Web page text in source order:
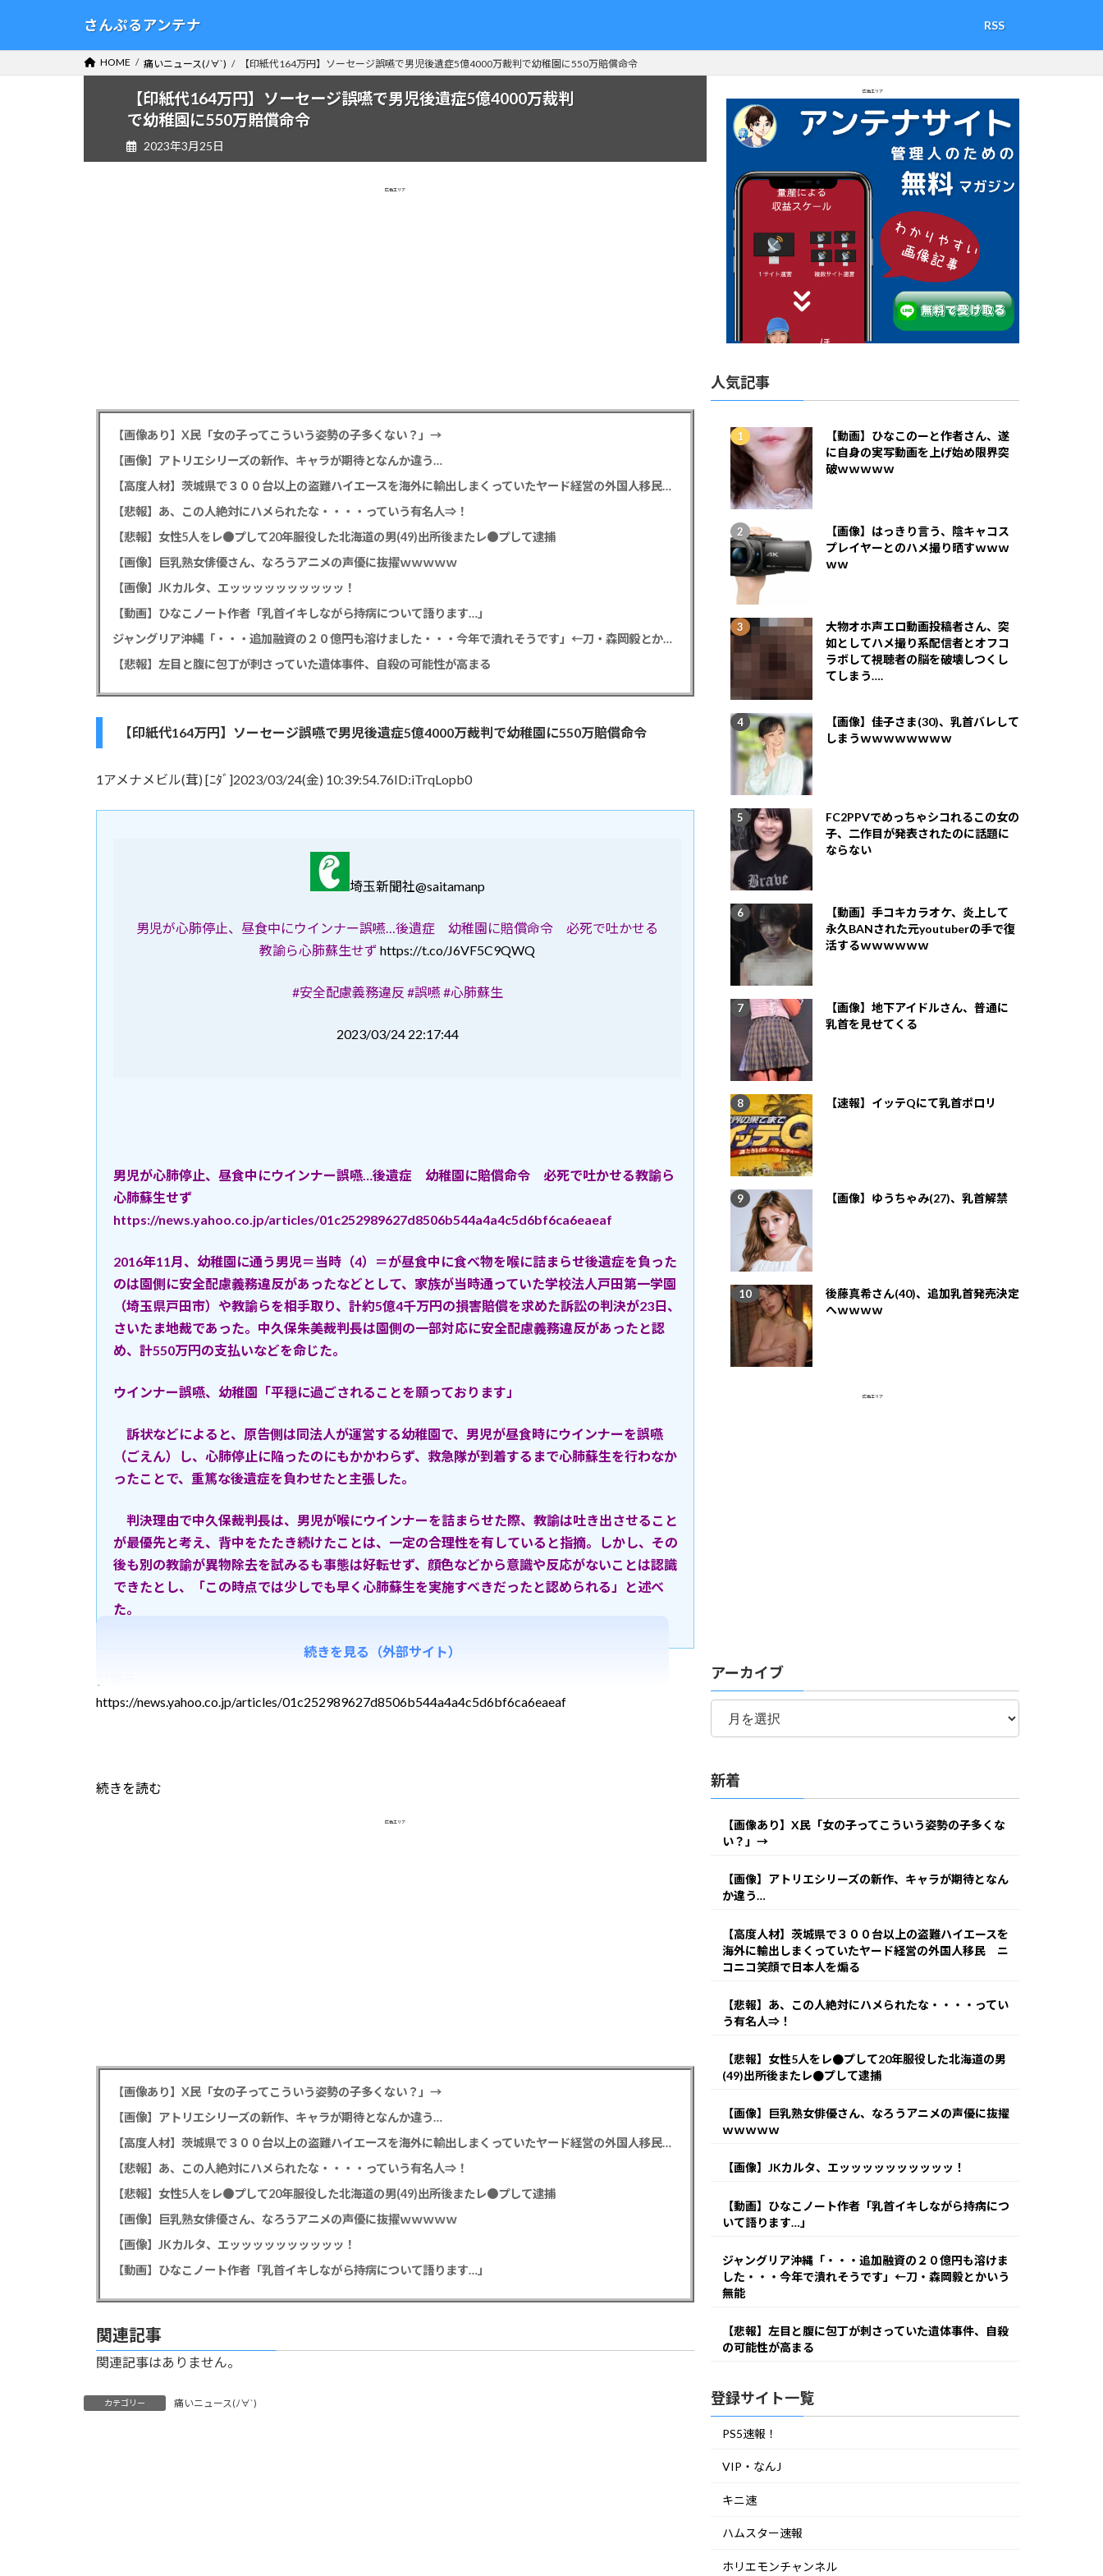
テ
ゲ
さんぷるアンテナ RSS
HOME 痛いニュース(ﾉ∀`) 【印紙代164万円】ソーセージ誤嚥で男児後遺症5億4000万裁判で幼稚園に550万賠償命令
【印紙代164万円】ソーセージ誤嚥で男児後遺症5億4000万裁判
で幼稚園に550万賠償命令
2023年3月25日
広告エリア
【画像あり】X民「女の子ってこういう姿勢の子多くない？」→
【画像】アトリエシリーズの新作、キャラが期待となんか違う…
【高度人材】茨城県で３００台以上の盗難ハイエースを海外に輸出しまくっていたヤード経営の外国人移民 ニコニコ笑顔で日本人を煽る
【悲報】あ、この人絶対にハメられたな・・・・っていう有名人⇒！
【悲報】女性5人をレ●プして20年服役した北海道の男(49)出所後またレ●プして逮捕
【画像】巨乳熟女俳優さん、なろうアニメの声優に抜擢ｗｗｗｗｗ
【画像】JKカルタ、エッッッッッッッッッッ！
【動画】ひなこノート作者「乳首イキしながら持病について語ります…」
ジャングリア沖縄「・・・追加融資の２０億円も溶けました・・・今年で潰れそうです」←刀・森岡毅とかいう無能
【悲報】左目と腹に包丁が刺さっていた遺体事件、自殺の可能性が高まる
【印紙代164万円】ソーセージ誤嚥で男児後遺症5億4000万裁判で幼稚園に550万賠償命令
1アメナメビル(茸) [ﾆﾀﾞ]2023/03/24(金) 10:39:54.76ID:iTrqLopb0
埼玉新聞社@saitamanp
男児が心肺停止、昼食中にウインナー誤嚥…後遺症 幼稚園に賠償命令 必死で吐かせる
教諭ら心肺蘇生せずhttps://t.co/J6VF5C9QWQ
#安全配慮義務違反 #誤嚥 #心肺蘇生
2023/03/24 22:17:44
男児が心肺停止、昼食中にウインナー誤嚥…後遺症 幼稚園に賠償命令 必死で吐かせる教諭ら
心肺蘇生せず
https://news.yahoo.co.jp/articles/01c252989627d8506b544a4a4c5d6bf6ca6eaeaf
2016年11月、幼稚園に通う男児＝当時（4）＝が昼食中に食べ物を喉に詰まらせ後遺症を負った
のは園側に安全配慮義務違反があったなどとして、家族が当時通っていた学校法人戸田第一学園
（埼玉県戸田市）や教諭らを相手取り、計約5億4千万円の損害賠償を求めた訴訟の判決が23日、
さいたま地裁であった。中久保朱美裁判長は園側の一部対応に安全配慮義務違反があったと認
め、計550万円の支払いなどを命じた。
ウインナー誤嚥、幼稚園「平穏に過ごされることを願っております」
訴状などによると、原告側は同法人が運営する幼稚園で、男児が昼食時にウインナーを誤嚥
（ごえん）し、心肺停止に陥ったのにもかかわらず、救急隊が到着するまで心肺蘇生を行わなか
ったことで、重篤な後遺症を負わせたと主張した。
判決理由で中久保裁判長は、男児が喉にウインナーを詰まらせた際、教諭は吐き出させること
が最優先と考え、背中をたたき続けたことは、一定の合理性を有していると指摘。しかし、その
後も別の教諭が異物除去を試みるも事態は好転せず、顔色などから意識や反応がないことは認識
できたとし、「この時点では少しでも早く心肺蘇生を実施すべきだったと認められる」と述べ
た。
https://news.yahoo.co.jp/articles/01c252989627d8506b544a4a4c5d6bf6ca6eaeaf
続きを読む
続きを見る（外部サイト）
広告エリア
【画像あり】X民「女の子ってこういう姿勢の子多くない？」→
【画像】アトリエシリーズの新作、キャラが期待となんか違う…
【高度人材】茨城県で３００台以上の盗難ハイエースを海外に輸出しまくっていたヤード経営の外国人移民 ニコニコ笑顔で日本人を煽る
【悲報】あ、この人絶対にハメられたな・・・・っていう有名人⇒！
【悲報】女性5人をレ●プして20年服役した北海道の男(49)出所後またレ●プして逮捕
【画像】巨乳熟女俳優さん、なろうアニメの声優に抜擢ｗｗｗｗｗ
【画像】JKカルタ、エッッッッッッッッッッ！
【動画】ひなこノート作者「乳首イキしながら持病について語ります…」
関連記事
関連記事はありません。
カテゴリー 痛いニュース(ﾉ∀`)
広告エリア
人気記事
【動画】ひなこのーと作者さん、遂
に自身の実写動画を上げ始め限界突
破ｗｗｗｗｗ
【画像】はっきり言う、陰キャコス
プレイヤーとのハメ撮り晒すｗｗｗ
ｗｗ
大物オホ声エロ動画投稿者さん、突
如としてハメ撮り系配信者とオフコ
ラボして視聴者の脳を破壊しつくし
てしまう….
【画像】佳子さま(30)、乳首バレして
しまうｗｗｗｗｗｗｗｗ
FC2PPVでめっちゃシコれるこの女の
子、二作目が発表されたのに話題に
ならない
【動画】手コキカラオケ、炎上して
永久BANされた元youtuberの手で復
活するｗｗｗｗｗｗ
【画像】地下アイドルさん、普通に
乳首を見せてくる
【速報】イッテQにて乳首ポロリ
【画像】ゆうちゃみ(27)、乳首解禁
後藤真希さん(40)、追加乳首発売決定
へｗｗｗｗ
広告エリア
アーカイブ
ア
カ
ブ
新着
【画像あり】X民「女の子ってこういう姿勢の子多くな
い？」→
【画像】アトリエシリーズの新作、キャラが期待となん
か違う…
【高度人材】茨城県で３００台以上の盗難ハイエースを
海外に輸出しまくっていたヤード経営の外国人移民 ニ
コニコ笑顔で日本人を煽る
【悲報】あ、この人絶対にハメられたな・・・・ってい
う有名人⇒！
【悲報】女性5人をレ●プして20年服役した北海道の男
(49)出所後またレ●プして逮捕
【画像】巨乳熟女俳優さん、なろうアニメの声優に抜擢
ｗｗｗｗｗ
【画像】JKカルタ、エッッッッッッッッッッ！
【動画】ひなこノート作者「乳首イキしながら持病につ
いて語ります…」
ジャングリア沖縄「・・・追加融資の２０億円も溶けま
した・・・今年で潰れそうです」←刀・森岡毅とかいう
無能
【悲報】左目と腹に包丁が刺さっていた遺体事件、自殺
の可能性が高まる
登録サイト一覧
PS5速報！
VIP・なんJ
キニ速
ハムスター速報
ホリエモンチャンネル